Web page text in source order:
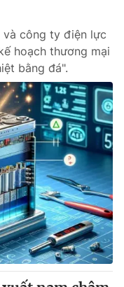
và công ty điện lực
hoạch thương mại
bằng đá".